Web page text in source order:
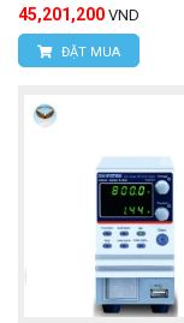
45,201,200 VND
ĐẶT MUA